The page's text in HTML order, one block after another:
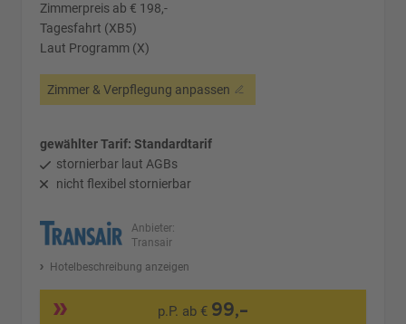
Zimmerpreis ab € 198,-
Tagesfahrt (XB5)
Laut Programm (X)
Zimmer & Verpflegung anpassen
gewählter Tarif: Standardtarif
stornierbar laut AGBs
nicht flexibel stornierbar
Anbieter:
Transair
Hotelbeschreibung anzeigen
p.P. ab € 99,-